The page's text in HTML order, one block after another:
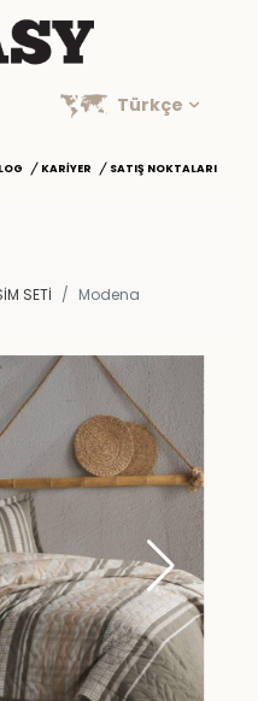
Türkçe
KARIYER SATIŞ NOKTALARI
SETI
Modena